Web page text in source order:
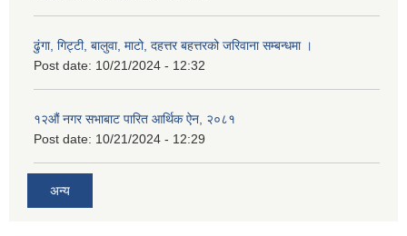
ढुंगा, गिट्टी, बालुवा, माटो, दहत्तर बहत्तरको जरिवाना सम्बन्धमा ।
Post date: 10/21/2024 - 12:32
१२औं नगर सभाबाट पारित आर्थिक ऐन, २०८१
Post date: 10/21/2024 - 12:29
अन्य